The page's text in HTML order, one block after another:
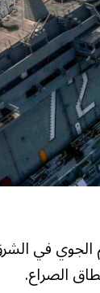
الجوي في
الصراع.